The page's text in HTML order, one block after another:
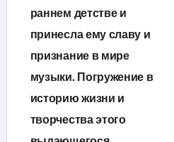
раннем детстве и
принесла ему славу и
признание в мире
музыки. Погружение в
историю жизни и
творчества этого